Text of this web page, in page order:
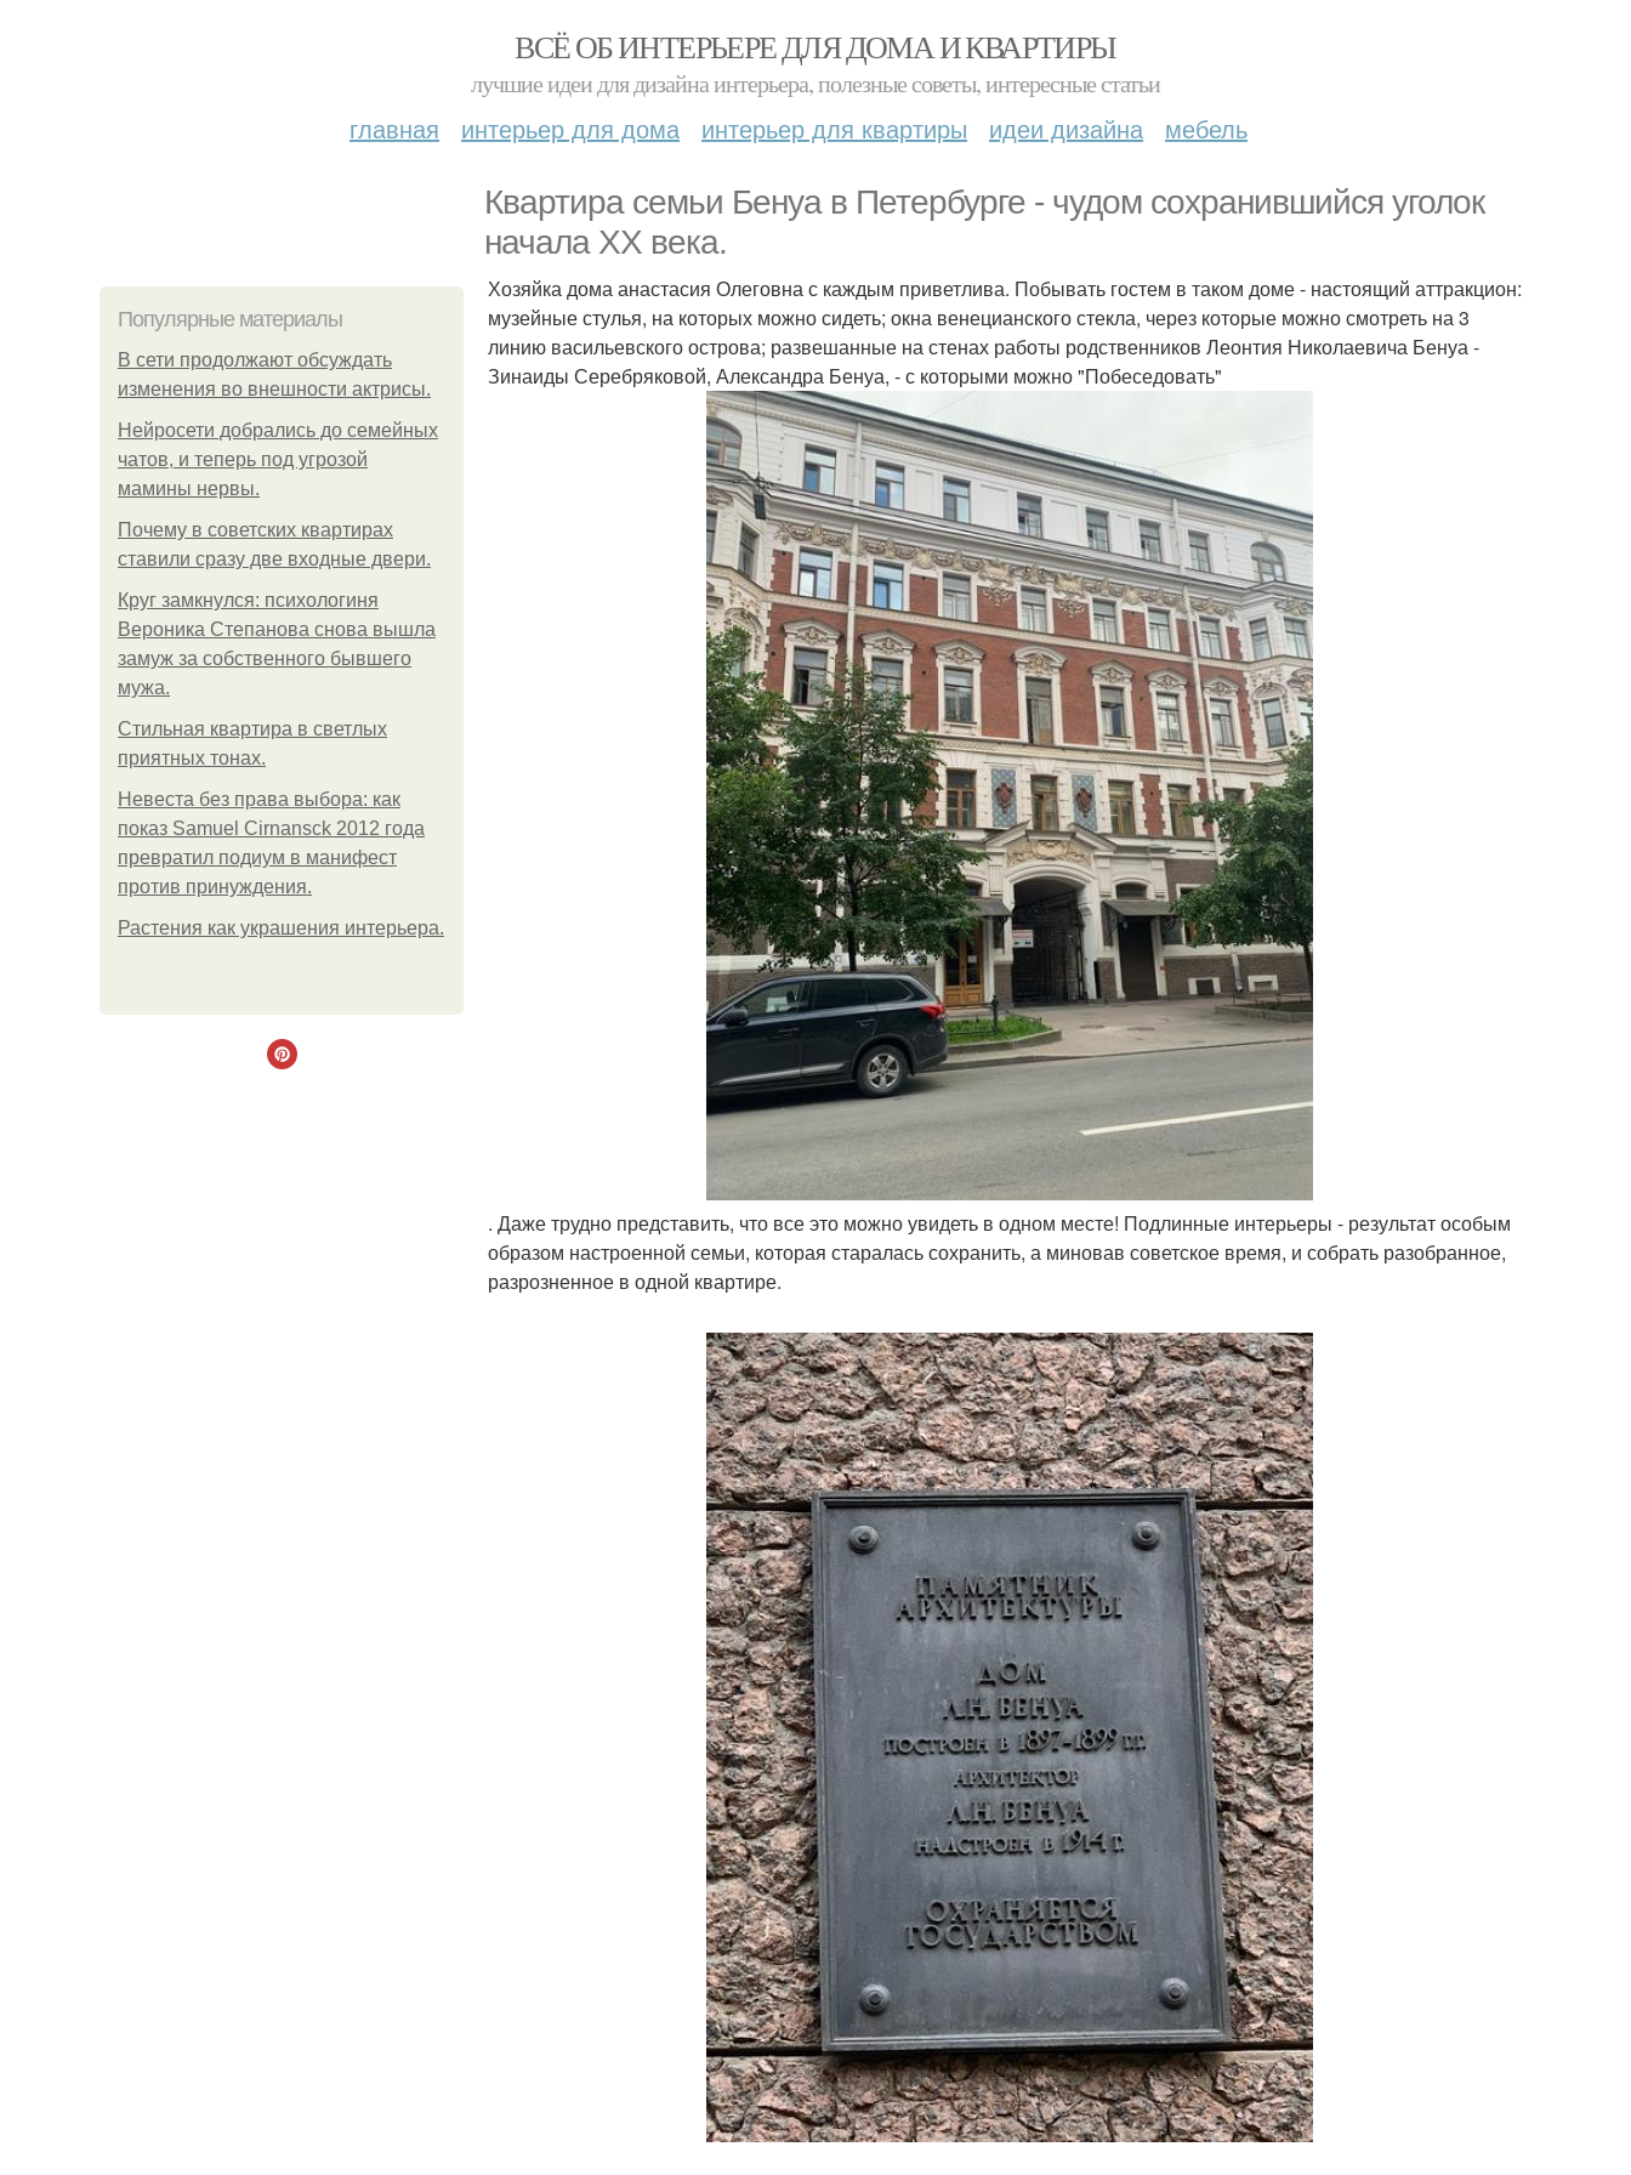
ВСЁ ОБ ИНТЕРЬЕРЕ ДЛЯ ДОМА И КВАРТИРЫ
лучшие идеи для дизайна интерьера, полезные советы, интересные статьи
главная интерьер для дома интерьер для квартиры идеи дизайна мебель
Квартира семьи Бенуа в Петербурге - чудом сохранившийся уголок
начала ХХ века.
Популярные материалы
В сети продолжают обсуждать
изменения во внешности актрисы.
Нейросети добрались до семейных
чатов, и теперь под угрозой
мамины нервы.
Почему в советских квартирах
ставили сразу две входные двери.
Круг замкнулся: психологиня
Вероника Степанова снова вышла
замуж за собственного бывшего
мужа.
Стильная квартира в светлых
приятных тонах.
Невеста без права выбора: как
показ Samuel Cirnansck 2012 года
превратил подиум в манифест
против принуждения.
Растения как украшения интерьера.
Хозяйка дома анастасия Олеговна с каждым приветлива. Побывать гостем в таком доме - настоящий аттракцион:
музейные стулья, на которых можно сидеть; окна венецианского стекла, через которые можно смотреть на 3
линию васильевского острова; развешанные на стенах работы родственников Леонтия Николаевича Бенуа -
Зинаиды Серебряковой, Александра Бенуа, - с которыми можно "Побеседовать"
. Даже трудно представить, что все это можно увидеть в одном месте! Подлинные интерьеры - результат особым
образом настроенной семьи, которая старалась сохранить, а миновав советское время, и собрать разобранное,
разрозненное в одной квартире.